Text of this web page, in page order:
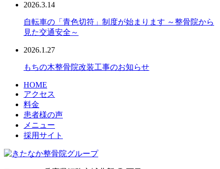
2026.3.14
自転車の「青色切符」制度が始まります ～整骨院から
見た交通安全～
2026.1.27
もちの木整骨院改装工事のお知らせ
HOME
アクセス
料金
患者様の声
メニュー
採用サイト